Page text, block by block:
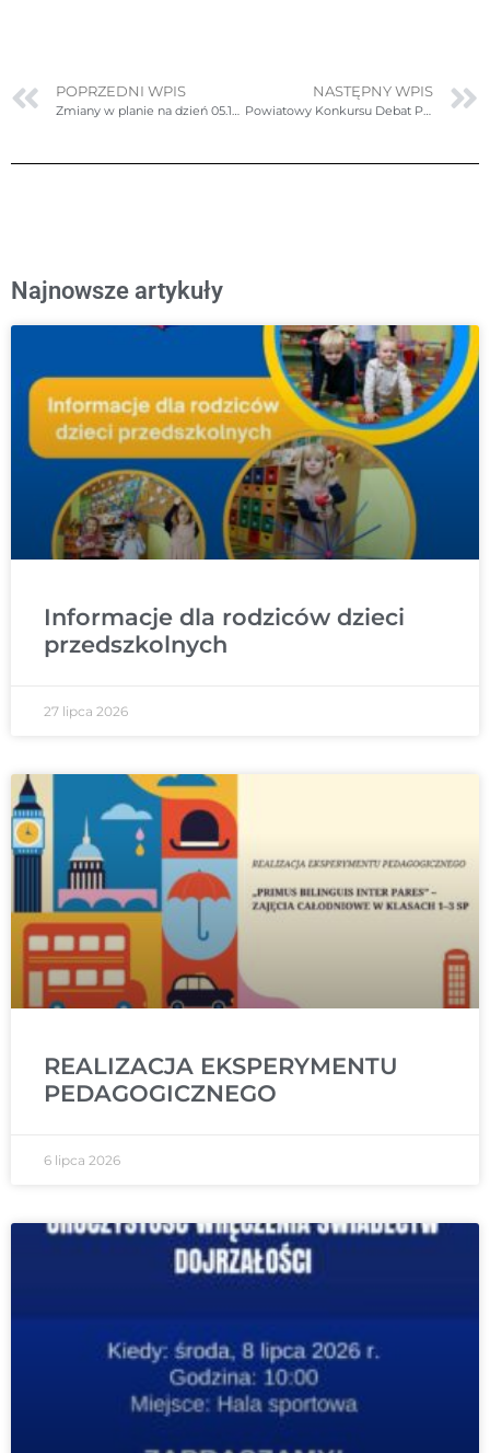
POPRZEDNI WPIS NASTĘPNY WPIS
Powiatowy Konkursu Debat Polsko-Angielskich dla Szkół Podstawowych pt. “Akcja Konwersacja” w roku szkolnym 2023/2024
Najnowsze artykuły
Informacje dla rodziców dzieci
przedszkolnych
27 lipca 2026
REALIZACJA EKSPERYMENTU
PEDAGOGICZNEGO
6 lipca 2026